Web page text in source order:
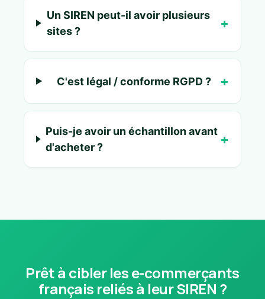
Un SIREN peut-il avoir plusieurs
sites ?
C'est légal / conforme RGPD ?
Puis-je avoir un échantillon avant
d'acheter ?
Prêt à cibler les e-commerçants
français reliés à leur SIREN ?